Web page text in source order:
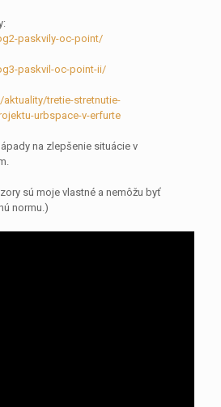
paskvily-oc-point/
paskvil-oc-point-ii/
tretie-stretnutie-
urbspace-v-erfurte
na zlepšenie situácie v
sú moje vlastné a nemôžu byť
normu.)